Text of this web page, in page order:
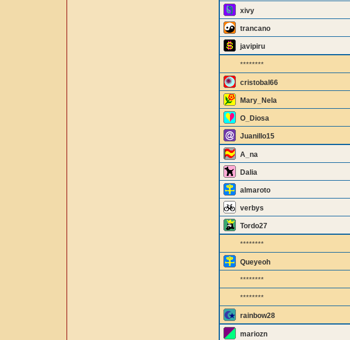
xivy
trancano
javipiru
********
cristobal66
Mary_Nela
O_Diosa
Juanillo15
A_na
Dalia
almaroto
verbys
Tordo27
********
Queyeoh
********
********
rainbow28
mariozn